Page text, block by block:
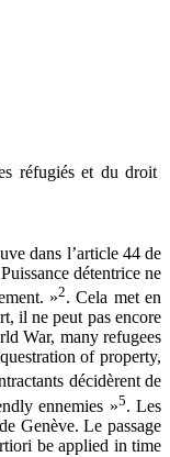
réfugiés et du droit
dans l’article 44 de
détentrice ne
»2. Cela met en
il ne peut pas encore
War, many refugees
of property,
décidèrent de
ennemies »5. Les
Genève. Le passage
be applied in time